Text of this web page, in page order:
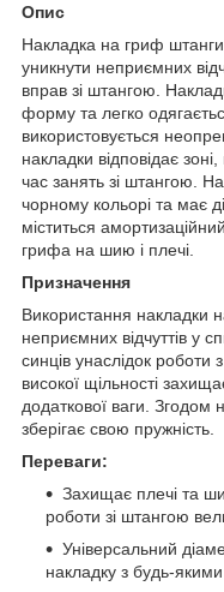
Опис
Накладка на гриф
уникнути неприємних
вправ зі штангою.
форму та легко
використовується
накладки відповідає
час занять зі штангою.
чорному кольорі та має
міститься
грифа на шию і плечі.
Призначення
Використання накладки
неприємних відчуттів у
синців унаслідок
високої щільності
додаткової ваги.
зберігає свою пружність.
Переваги:
Захищає плечі та
роботи зі штангою
Універсальний
накладку з будь-